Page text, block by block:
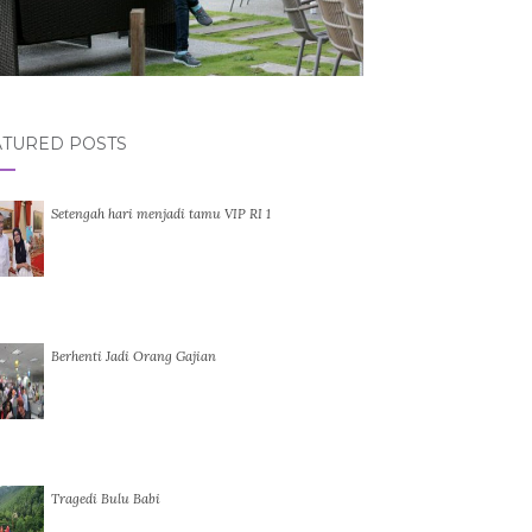
POSTS
Setengah hari menjadi tamu VIP RI 1
Berhenti Jadi Orang Gajian
Tragedi Bulu Babi